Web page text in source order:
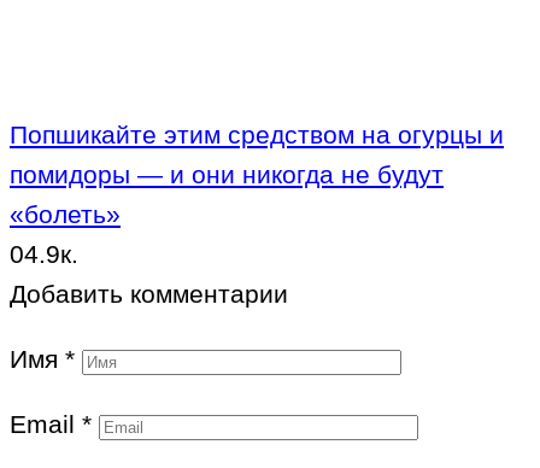
Попшикайте этим средством на огурцы и
помидоры — и они никогда не будут
«болеть»
04.9к.
Добавить комментарии
Имя *
Email *